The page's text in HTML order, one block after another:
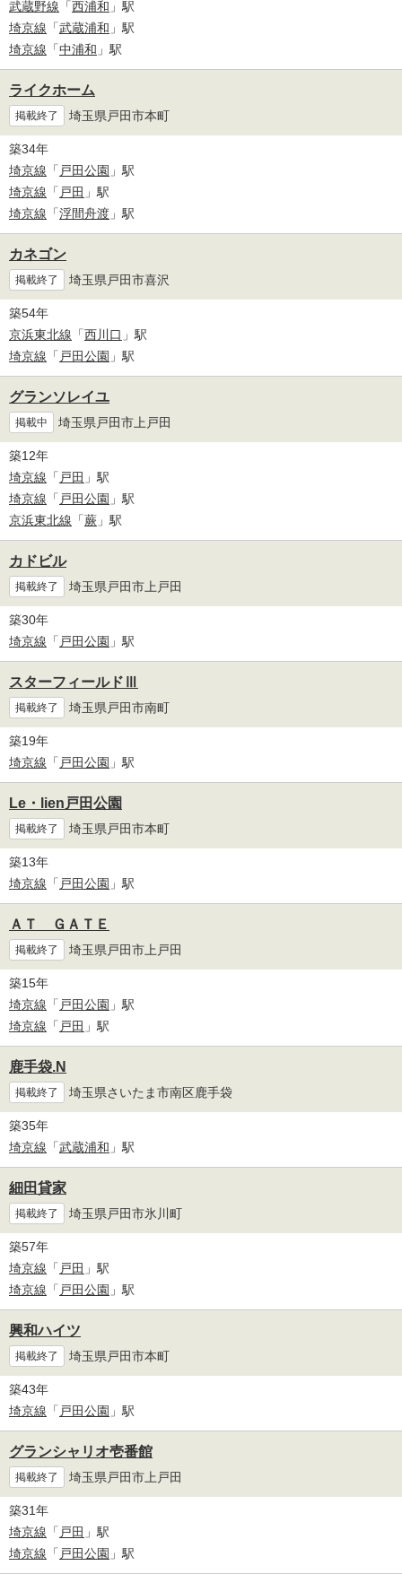
武蔵野線 「西浦和 」駅
埼京線 「武蔵浦和 」駅
埼京線 「中浦和 」駅
ライクホーム
掲載終了 埼玉県戸田市本町
築34年
埼京線 「 戸田公園 」駅
埼京線 「 戸田 」駅
埼京線 「浮間舟渡 」駅
カネゴン
掲載終了 埼玉県戸田市喜沢
築54年
京浜東北線 「西川口 」駅
埼京線 「 戸田公園 」駅
グランソレイユ
掲載中 埼玉県戸田市上戸田
築12年
埼京線 「 戸田 」駅
埼京線 「 戸田公園 」駅
京浜東北線 「蕨 」駅
カドビル
掲載終了 埼玉県戸田市上戸田
築30年
埼京線 「 戸田公園 」駅
スターフィールドⅢ
掲載終了 埼玉県戸田市南町
築19年
埼京線 「 戸田公園 」駅
Le・lien戸田公園
掲載終了 埼玉県戸田市本町
築13年
埼京線 「 戸田公園 」駅
ＡＴ ＧＡＴＥ
掲載終了 埼玉県戸田市上戸田
築15年
埼京線 「 戸田公園 」駅
埼京線 「 戸田 」駅
鹿手袋.N
掲載終了 埼玉県さいたま市南区鹿手袋
築35年
埼京線 「武蔵浦和 」駅
細田貸家
掲載終了 埼玉県戸田市氷川町
築57年
埼京線 「 戸田 」駅
埼京線 「 戸田公園 」駅
興和ハイツ
掲載終了 埼玉県戸田市本町
築43年
埼京線 「 戸田公園 」駅
グランシャリオ壱番館
掲載終了 埼玉県戸田市上戸田
築31年
埼京線 「 戸田 」駅
埼京線 「 戸田公園 」駅